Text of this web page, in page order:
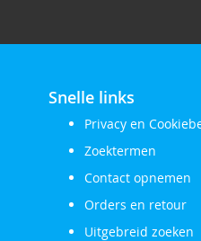
Snelle links
Privacy en
Zoektermen
Contact opnemen
Orders en retour
Uitgebreid zoeken